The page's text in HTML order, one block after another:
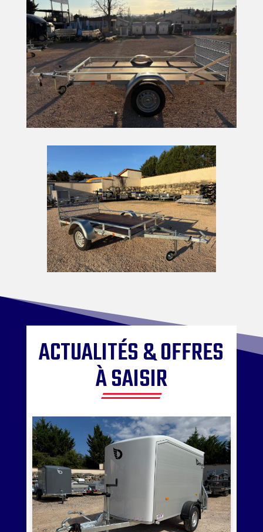
ACTUALITÉS & OFFRES
À SAISIR